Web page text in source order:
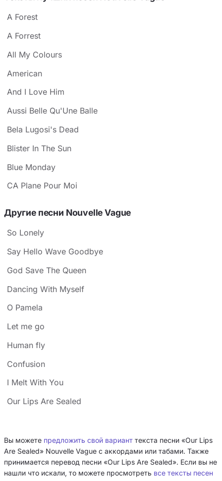
A Forest
A Forrest
All My Colours
American
And I Love Him
Aussi Belle Qu'Une Balle
Bela Lugosi's Dead
Blister In The Sun
Blue Monday
CA Plane Pour Moi
Другие песни Nouvelle Vague
So Lonely
Say Hello Wave Goodbye
God Save The Queen
Dancing With Myself
O Pamela
Let me go
Human fly
Confusion
I Melt With You
Our Lips Are Sealed
Вы можете предложить свой вариант текста песни «Our Lips
Are Sealed» Nouvelle Vague с аккордами или табами. Также
принимается перевод песни «Our Lips Are Sealed». Если вы не
нашли что искали, то можете просмотреть все тексты песен